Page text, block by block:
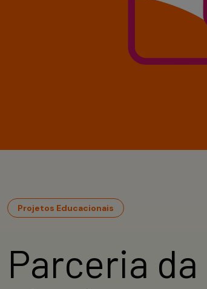
Projetos Educacionais
Parceria